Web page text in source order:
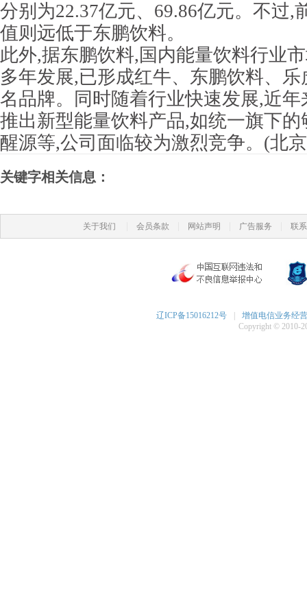
分别为22.37亿元、69.86亿元。不过,
值则远低于东鹏饮料。
此外,据东鹏饮料,国内能量饮料行业
多年发展,已形成红牛、东鹏饮料、
名品牌。同时随着行业快速发展,近
推出新型能量饮料产品,如统一旗下
醒源等,公司面临较为激烈竞争。(北
关键字相关信息：
关于我们 会员条款 网站声明 广告服务 联
辽ICP备15016212号
增值电信业务经
Copyright © 2010-